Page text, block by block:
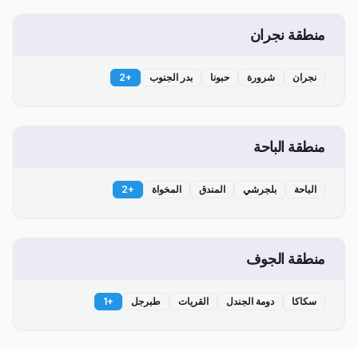
منطقة نجران
نجران شرورة حبونا بدر الجنوب +
2
منطقة الباحة
الباحة بلجرشي المندق المخواة +
2
منطقة الجوف
سكاكا دومة الجندل القريات طبرجل +
1